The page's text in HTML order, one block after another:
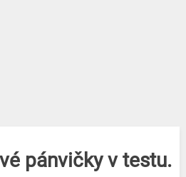
pánvičky v testu.